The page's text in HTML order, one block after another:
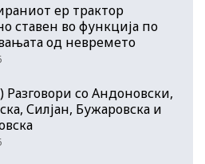
ер трактор
ставен во функција по
од невремето
со Андоновски,
Силјан, Бужаровска и